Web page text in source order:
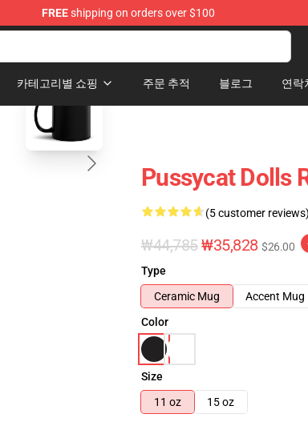
FREEshipping on orders over $100
Store
카테고리별 쇼핑 주문 추적 블로그 연락
blank template
Pussycat Dolls
(5 customer
₩44,785₩35,828 $26.00
Type
Ceramic Mug
Accent Mug
Color
Size
11 oz
15 oz